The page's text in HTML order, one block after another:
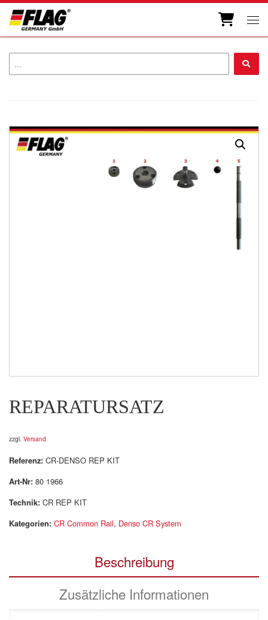
Zum Inhalt springen
REPARATURSATZ
zzgl. Versand
Referenz: CR-DENSO REP KIT
Art-Nr: 80 1966
Technik: CR REP KIT
Kategorien: CR Common Rail, Denso CR System
Beschreibung
Zusätzliche Informationen